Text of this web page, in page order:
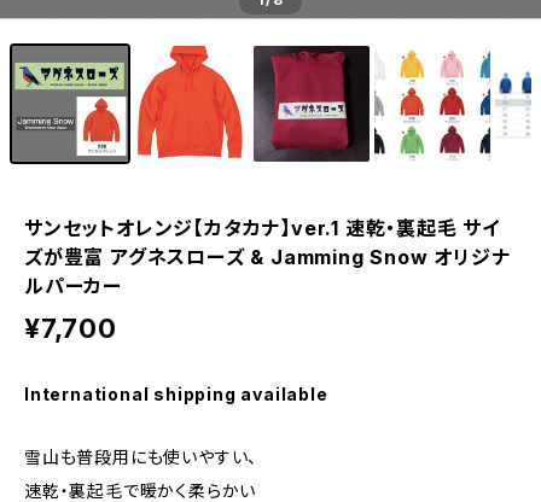
サンセットオレンジ【カタカナ】ver.1 速乾・裏起毛 サイ
ズが豊富 アグネスローズ & Jamming Snow オリジナ
ルパーカー
¥7,700
International shipping available
雪山も普段用にも使いやすい、
速乾・裏起毛で暖かく柔らかい